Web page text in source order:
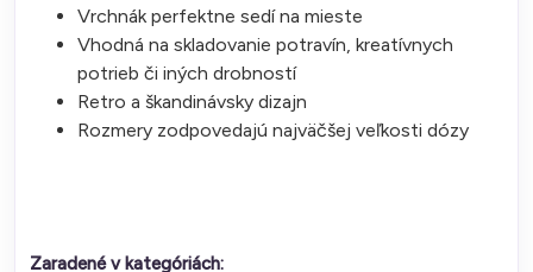
Vrchnák perfektne sedí na mieste
Vhodná na skladovanie potravín, kreatívnych
potrieb či iných drobností
Retro a škandinávsky dizajn
Rozmery zodpovedajú najväčšej veľkosti dózy
Zaradené v kategóriách: